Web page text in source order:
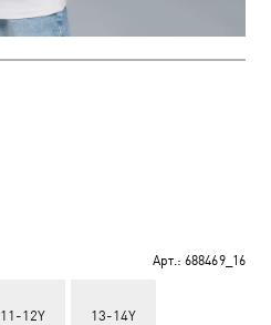
Арт.: 688469_16
11-12Y 13-14Y